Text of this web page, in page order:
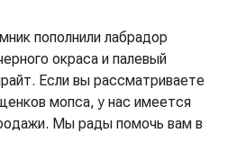
пополнили лабрадор
окраса и палевый
Если вы рассматриваете
мопса, у нас имеется
Мы рады помочь вам в